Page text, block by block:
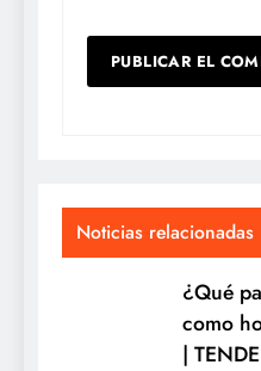
Noticias relacionadas
¿Qué
como
|